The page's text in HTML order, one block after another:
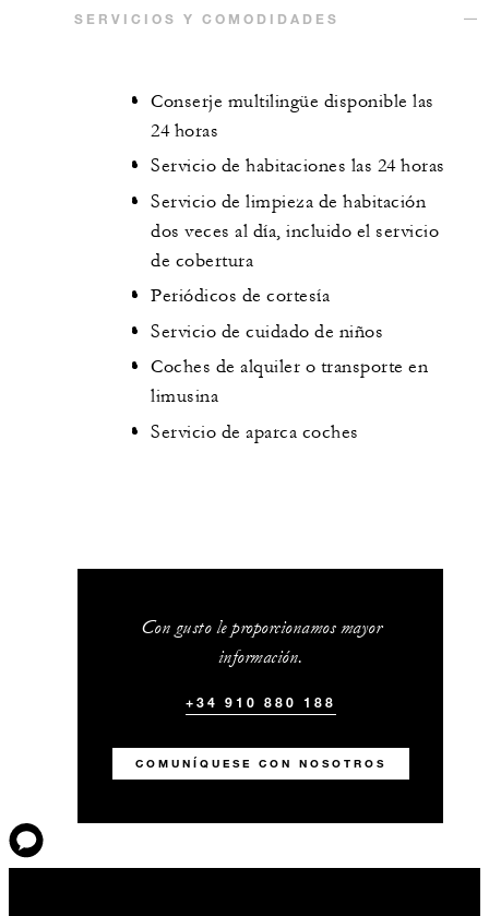
SERVICIOS Y COMODIDADES
Conserje multilingüe disponible las
24 horas
Servicio de habitaciones las 24 horas
Servicio de limpieza de habitación
dos veces al día, incluido el servicio
de cobertura
Periódicos de cortesía
Servicio de cuidado de niños
Coches de alquiler o transporte en
limusina
Servicio de aparca coches
Con gusto le proporcionamos mayor
información.
+34 910 880 188
COMUNÍQUESE CON NOSOTROS